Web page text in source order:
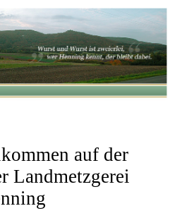
auf der
Landmetzgerei